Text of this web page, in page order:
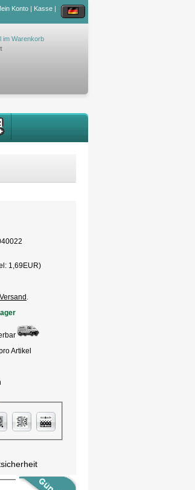
Konto | Kasse |
im Warenkorb
: 1,69EUR)
Versand
Artikel